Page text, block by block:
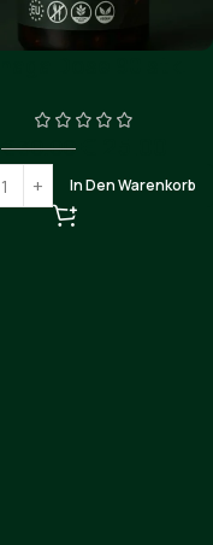
€30.00
In Den Warenkorb